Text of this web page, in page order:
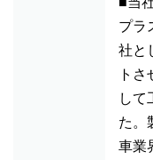
プラ
社と
ト
して
た。
車業